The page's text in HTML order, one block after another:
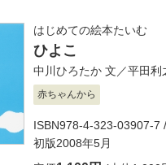
はじめての絵本たいむ
ひよこ
中川ひろたか 文／平田利
赤ちゃんから
ISBN978-4-323-03907-7
初版2008年5月